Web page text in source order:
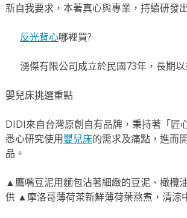
新自我要求，本著真心與專業，持續研發
反光背心哪裡買?
湧傑有限公司成立於民國73年，長期
嬰兒床挑選重點
DIDI來自台灣原創自有品牌，秉持著「匠
悉心研究使用嬰兒床的需求及痛點，進而
品。
▲鷹嘴豆泥用麵包沾著細緻的豆泥、橄欖
供 ▲摩洛哥薄荷茶新鮮薄荷葉熬煮，清涼